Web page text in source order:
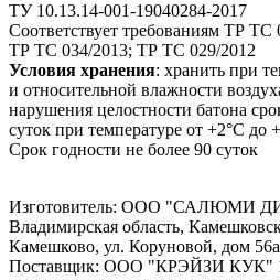
ТУ 10.13.14-001-19040284-2017
Соответствует требованиям ТР
ТР ТС 034/2013; ТР ТС 029/2012
Условия хранения: хранить при
и относительной влажности
нарушения целостности батона
суток при температуре от +2°С до
Срок годности не более 90 суток
Изготовитель: ООО "САЛЮМИ
Владимирская область,
Камешково, ул. Коруновой, дом
Поставщик: ООО "КРЭЙЗИ КУК"